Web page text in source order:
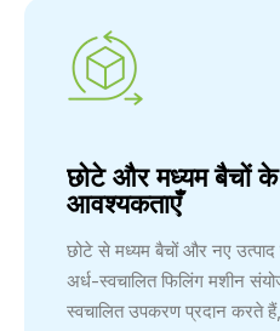
छोटे और मध्यम बैचों के
आवश्यकताएँ
छोटे से मध्यम बैचों और नए उत्पाद
अर्ध-स्वचालित फिलिंग मशीन
स्वचालित उपकरण प्रदान करते